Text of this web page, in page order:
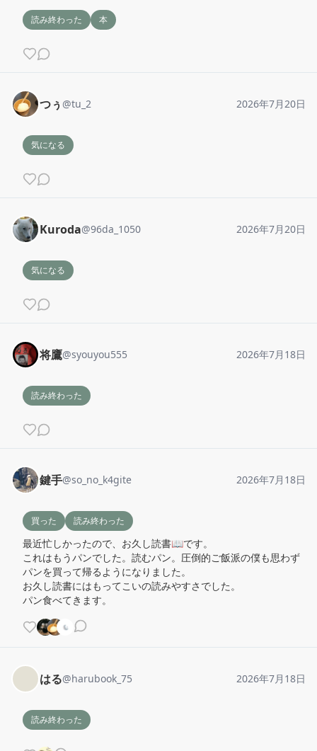
読み終わった 本
つぅ @tu_2 2026年7月20日
気になる
Kuroda@96da_1050 2026年7月20日
気になる
将鷹@syouyou555 2026年7月18日
読み終わった
鍵手@so_no_k4gite 2026年7月18日
買った 読み終わった
最近忙しかったので、お久し読書📖です。
これはもうパンでした。読むパン。圧倒的ご飯派の僕も思わず
パンを買って帰るようになりました。
お久し読書にはもってこいの読みやすさでした。
パン食べてきます。
はる@harubook_75 2026年7月18日
読み終わった